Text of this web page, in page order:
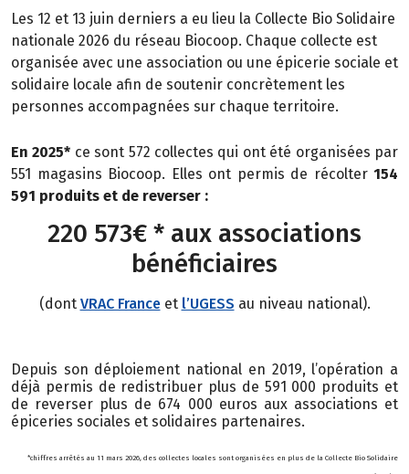
Les 12 et 13 juin derniers a eu lieu la Collecte Bio Solidaire
nationale 2026 du réseau Biocoop. Chaque collecte est
organisée avec une association ou une épicerie sociale et
solidaire locale afin de soutenir concrètement les
personnes accompagnées sur chaque territoire.
En 2025* ce sont 572 collectes qui ont été organisées par
551 magasins Biocoop. Elles ont permis de récolter 154
591 produits et de reverser :
220 573€ * aux associations
bénéficiaires
(dont VRAC Franceet l’UGESS au niveau national).
Depuis son déploiement national en 2019, l’opération a
déjà permis de redistribuer plus de 591 000 produits et
de reverser plus de 674 000 euros aux associations et
épiceries sociales et solidaires partenaires.
*chiffres arrêtés au 11 mars 2026, des collectes locales sont organisées en plus de la Collecte Bio Solidaire